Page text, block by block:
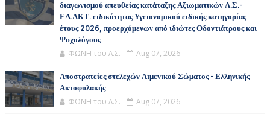
διαγωνισμού απευθείας κατάταξης Αξιωματικών Λ.Σ.-
ΕΛ.ΑΚΤ. ειδικότητας Υγειονομικού ειδικής κατηγορίας
έτους 2026, προερχόμενων από ιδιώτες Οδοντιάτρους και
Ψυχολόγους
ΦΩΝΗ του Λ.Σ. Aug 07, 2026
Αποστρατείες στελεχών Λιμενικού Σώματος - Ελληνικής
Ακτοφυλακής
ΦΩΝΗ του Λ.Σ. Aug 07, 2026